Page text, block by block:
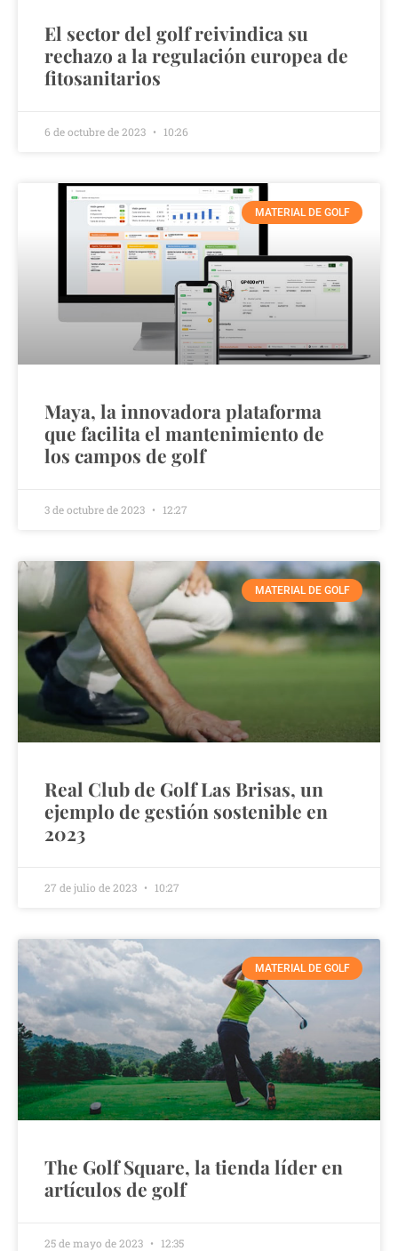
El sector del golf reivindica su
rechazo a la regulación europea de
fitosanitarios
6 de octubre de 2023 10:26
MATERIAL DE GOLF
Maya, la innovadora plataforma
que facilita el mantenimiento de
los campos de golf
3 de octubre de 2023 12:27
MATERIAL DE GOLF
Real Club de Golf Las Brisas, un
ejemplo de gestión sostenible en
2023
27 de julio de 2023 10:27
MATERIAL DE GOLF
The Golf Square, la tienda líder en
artículos de golf
25 de mayo de 2023 12:35